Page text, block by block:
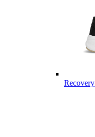
Recovery